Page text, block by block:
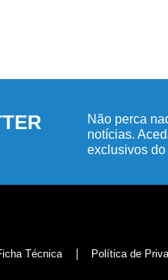
Não perca
notícias.
exclusivos
Técnica Política de